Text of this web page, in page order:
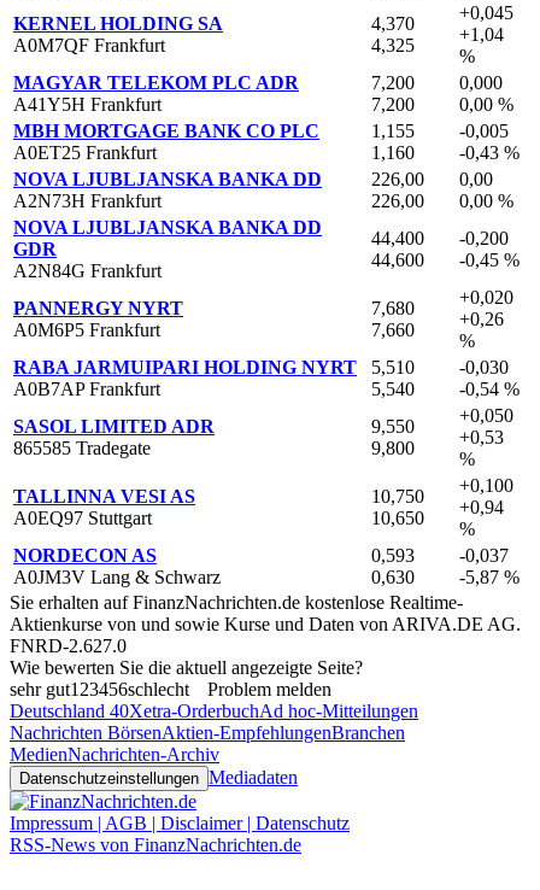
KERNEL HOLDING SA
A0M7QF Frankfurt
4,370
4,325
+0,045
+1,04
%
MAGYAR TELEKOM PLC ADR
A41Y5H Frankfurt
7,200
7,200
0,000
0,00 %
MBH MORTGAGE BANK CO PLC
A0ET25 Frankfurt
1,155
1,160
-0,005
-0,43 %
NOVA LJUBLJANSKA BANKA DD
A2N73H Frankfurt
226,00
226,00
0,00
0,00 %
NOVA LJUBLJANSKA BANKA DD
GDR
A2N84G Frankfurt
44,400
44,600
-0,200
-0,45 %
PANNERGY NYRT
A0M6P5 Frankfurt
7,680
7,660
+0,020
+0,26
%
RABA JARMUIPARI HOLDING NYRT
A0B7AP Frankfurt
5,510
5,540
-0,030
-0,54 %
SASOL LIMITED ADR
865585 Tradegate
9,550
9,800
+0,050
+0,53
%
TALLINNA VESI AS
A0EQ97 Stuttgart
10,750
10,650
+0,100
+0,94
%
NORDECON AS
A0JM3V Lang & Schwarz
0,593
0,630
-0,037
-5,87 %
Sie erhalten auf FinanzNachrichten.de kostenlose Realtime-
Aktienkurse von und sowie Kurse und Daten von ARIVA.DE AG.
FNRD-2.627.0
Wie bewerten Sie die aktuell angezeigte Seite?
sehr gut1 23456schlecht
Problem melden
Deutschland 40Xetra-OrderbuchAd hoc-Mitteilungen
Nachrichten BörsenAktien-EmpfehlungenBranchen
MedienNachrichten-Archiv
Datenschutzeinstellungen Mediadaten
Impressum | AGB | Disclaimer | Datenschutz
RSS-News von FinanzNachrichten.de